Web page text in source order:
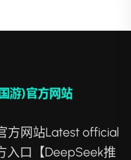
方网站Latest official
入口【DeepSeek推